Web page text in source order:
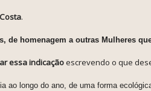
.
de homenagem a outras Mulheres
essa indicaçãoescrevendo o que
ao longo do ano, de uma forma